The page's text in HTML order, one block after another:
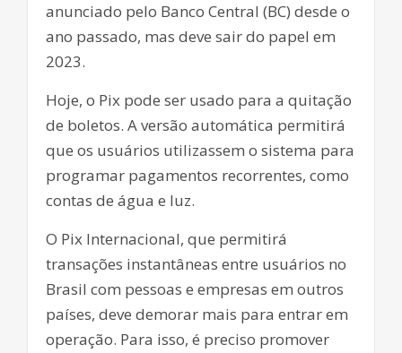
anunciado pelo Banco Central (BC) desde o
ano passado, mas deve sair do papel em
2023.
Hoje, o Pix pode ser usado para a quitação
de boletos. A versão automática permitirá
que os usuários utilizassem o sistema para
programar pagamentos recorrentes, como
contas de água e luz.
O Pix Internacional, que permitirá
transações instantâneas entre usuários no
Brasil com pessoas e empresas em outros
países, deve demorar mais para entrar em
operação. Para isso, é preciso promover